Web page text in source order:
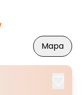
Mapa